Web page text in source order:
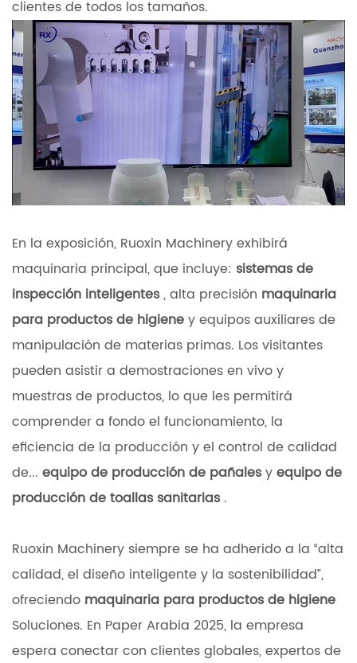
clientes de todos los tamaños.
En la exposición, Ruoxin Machinery exhibirá
maquinaria principal, que incluye: sistemas de
inspección inteligentes, alta precisión maquinaria
para productos de higieney equipos auxiliares de
manipulación de materias primas. Los visitantes
pueden asistir a demostraciones en vivo y
muestras de productos, lo que les permitirá
comprender a fondo el funcionamiento, la
eficiencia de la producción y el control de calidad
de... equipo de producción de pañalesyequipo de
producción de toallas sanitarias .
Ruoxin Machinery siempre se ha adherido a la “alta
calidad, el diseño inteligente y la sostenibilidad”,
ofreciendo maquinaria para productos de higiene
Soluciones. En Paper Arabia 2025, la empresa
espera conectar con clientes globales, expertos de